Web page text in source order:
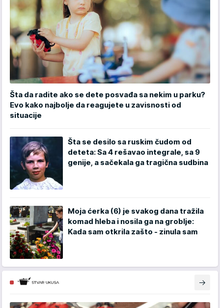
Šta da radite ako se dete posvađa sa nekim u parku?
Evo kako najbolje da reagujete u zavisnosti od
situacije
Šta se desilo sa ruskim čudom od
deteta: Sa 4 rešavao integrale, sa 9
genije, a sačekala ga tragična sudbina
Moja ćerka (6) je svakog dana tražila
komad hleba i nosila ga na groblje:
Kada sam otkrila zašto - zinula sam